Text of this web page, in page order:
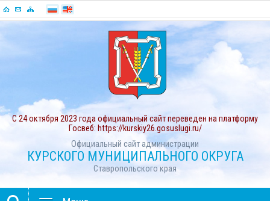
С 24 октября 2023 года официальный сайт переведен на платформу
Госвеб: https://kurskiy26.gosuslugi.ru/
Официальный сайт администрации
КУРСКОГО МУНИЦИПАЛЬНОГО ОКРУГА
Ставропольского края